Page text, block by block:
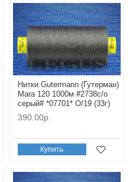
Нитки Gutermann (Гутерман)
Mara 120 1000м #2738с/о
серый# *07701* O/19 (33г)
390.00р.
Купить